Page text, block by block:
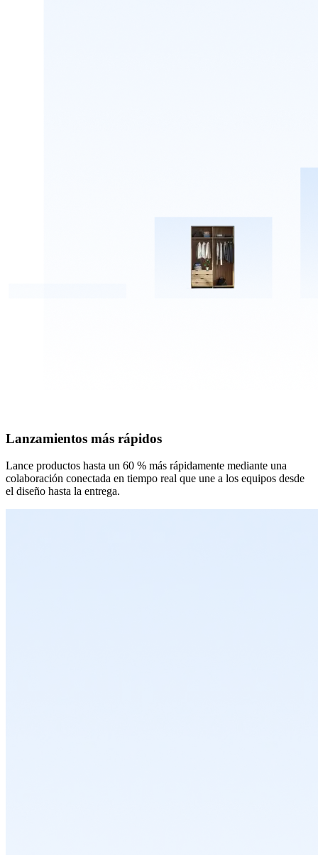
Lanzamientos más rápidos
Lance productos hasta un 60 % más rápidamente mediante una
colaboración conectada en tiempo real que une a los equipos desde
el diseño hasta la entrega.